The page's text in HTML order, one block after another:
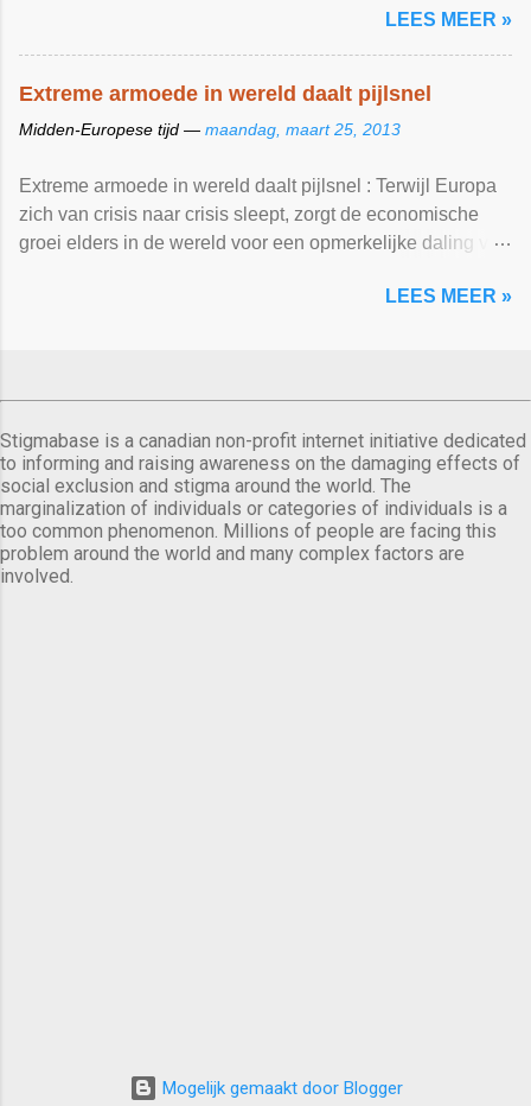
LEES MEER »
Extreme armoede in wereld daalt pijlsnel
Midden-Europese tijd — maandag, maart 25, 2013
Extreme armoede in wereld daalt pijlsnel : Terwijl Europa
zich van crisis naar crisis sleept, zorgt de economische
groei elders in de wereld voor een opmerkelijke daling van
levensomstandigheden en vooruitzichten van zo veel
LEES MEER »
Stigmabase is a canadian non-profit internet initiative dedicated
to informing and raising awareness on the damaging effects of
social exclusion and stigma around the world. The
marginalization of individuals or categories of individuals is a
too common phenomenon. Millions of people are facing this
problem around the world and many complex factors are
involved.
Mogelijk gemaakt door Blogger